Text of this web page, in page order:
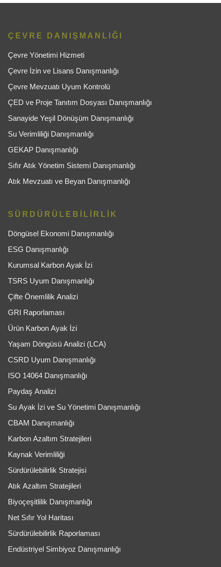
ÇEVRE DANIŞMANLIĞI
Çevre Yönetimi Hizmeti
Çevre İzin ve Lisans Danışmanlığı
Çevre Mevzuatı Uyum Kontrolü
ÇED ve Proje Tanıtım Dosyası Danışmanlığı
Sanayide Yeşil Dönüşüm Danışmanlığı
Su Verimliliği Danışmanlığı
GEKAP Danışmanlığı
Sıfır Atık Yönetim Sistemi Danışmanlığı
Atık Mevzuatı ve Beyan Danışmanlığı
SÜRDÜRÜLEBİLİRLİK
Döngüsel Ekonomi Danışmanlığı
ESG Danışmanlığı
Kurumsal Karbon Ayak İzi
TSRS Uyum Danışmanlığı
Çifte Önemlilik Analizi
GRI Raporlaması
Ürün Karbon Ayak İzi
Yaşam Döngüsü Analizi (LCA)
CSRD Uyum Danışmanlığı
ISO 14064 Danışmanlığı
Paydaş Analizi
Su Ayak İzi ve Su Yönetimi Danışmanlığı
CBAM Danışmanlığı
Karbon Azaltım Stratejileri
Kaynak Verimliliği
Sürdürülebilirlik Stratejisi
Atık Azaltım Stratejileri
Biyoçeşitlilik Danışmanlığı
Net Sıfır Yol Haritası
Sürdürülebilirlik Raporlaması
Endüstriyel Simbiyoz Danışmanlığı